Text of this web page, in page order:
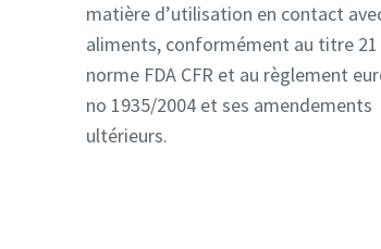
matière d’utilisation en contact
aliments, conformément au titre 21
norme FDA CFR et au règlement
no 1935/2004 et ses amendements
ultérieurs.